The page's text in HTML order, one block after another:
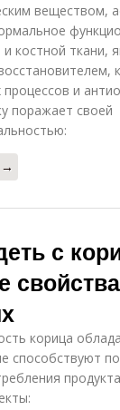
веществом,
костной ткани,
и
поражает своей
→
с
корица
способствуют